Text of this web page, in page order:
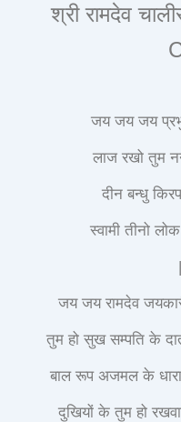
श्री रामदेव
जय जय जय प्रभु
लाज रखो तुम
दीन बन्धु
स्वामी तीनो
जय जय रामदेव
तुम हो सुख सम्पति के
बाल रूप अजमल के
दुखियों के तुम हो